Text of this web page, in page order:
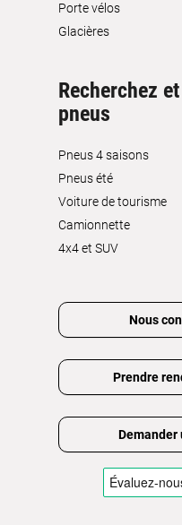
Porte vélos
Glacières
Recherchez
pneus
Pneus 4 saisons
Pneus été
Voiture de tourisme
Camionnette
4x4 et SUV
Nous
Prendre
Demander